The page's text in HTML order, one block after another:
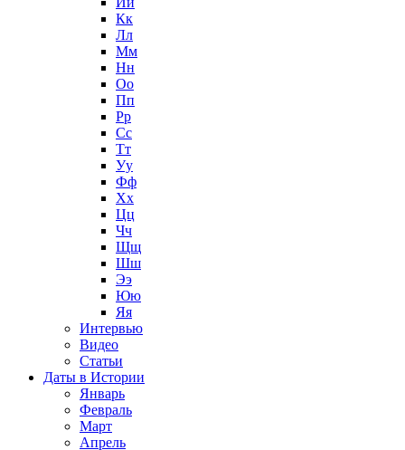
Кк
Лл
Мм
Нн
Оо
Пп
Рр
Сс
Тт
Уу
Фф
Хх
Цц
Чч
Щщ
Шш
Ээ
Юю
Яя
Интервью
Видео
Статьи
Даты в Истории
Январь
Февраль
Март
Апрель